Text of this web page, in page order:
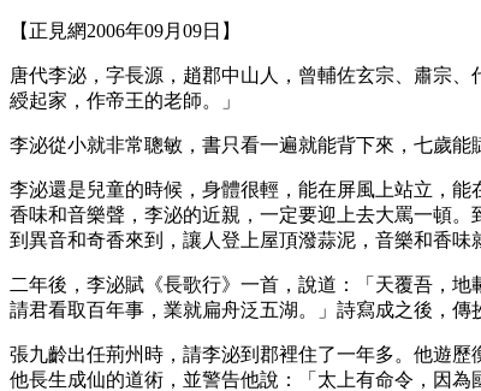
【正見網2006年09月09日】
唐代李泌，字長源，趙郡中山人，曾輔佐玄宗、肅宗
綬起家，作帝王的老師。」
李泌從小就非常聰敏，書只看一遍就能背下來，七歲
李泌還是兒童的時候，身體很輕，能在屏風上站立，
香味和音樂聲，李泌的近親，一定要迎上去大罵一頓
到異音和奇香來到，讓人登上屋頂潑蒜泥，音樂和香味
二年後，李泌賦《長歌行》一首，說道：「天覆吾，
請君看取百年事，業就扁舟泛五湖。」詩寫成之後，傳
張九齡出任荊州時，請李泌到郡裡住了一年多。他遊
他長生成仙的道術，並警告他說：「太上有命令，因